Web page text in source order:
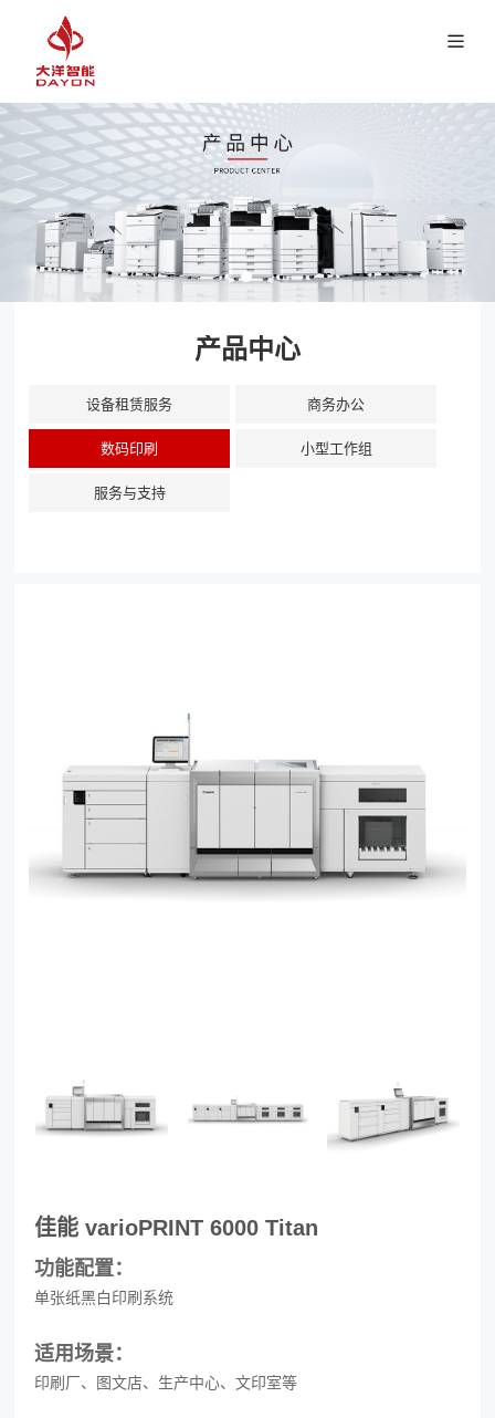
产品中心
设备租赁服务 商务办公
数码印刷 小型工作组
服务与支持
佳能 varioPRINT 6000 Titan
功能配置：
单张纸黑白印刷系统
适用场景：
印刷厂、图文店、生产中心、文印室等